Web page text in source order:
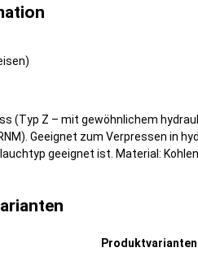
(Typ Z – mit gewöhnlichem
Geeignet zum Verpressen in
geeignet ist. Material: